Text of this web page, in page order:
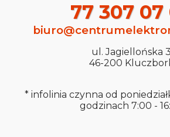
77 307 07
ul. Jagiellońska 3
46-200
* infolinia czynna od
godzinach 7:00 -